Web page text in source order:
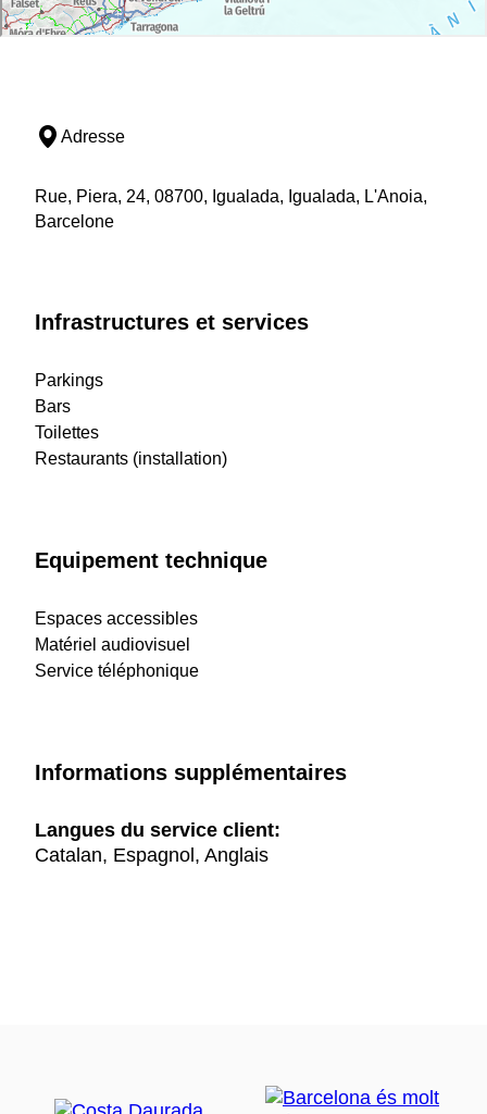
Adresse
Rue, Piera, 24, 08700, Igualada, Igualada, L'Anoia,
Barcelone
Infrastructures et services
Parkings
Bars
Toilettes
Restaurants (installation)
Equipement technique
Espaces accessibles
Matériel audiovisuel
Service téléphonique
Informations supplémentaires
Langues du service client:
Catalan, Espagnol, Anglais